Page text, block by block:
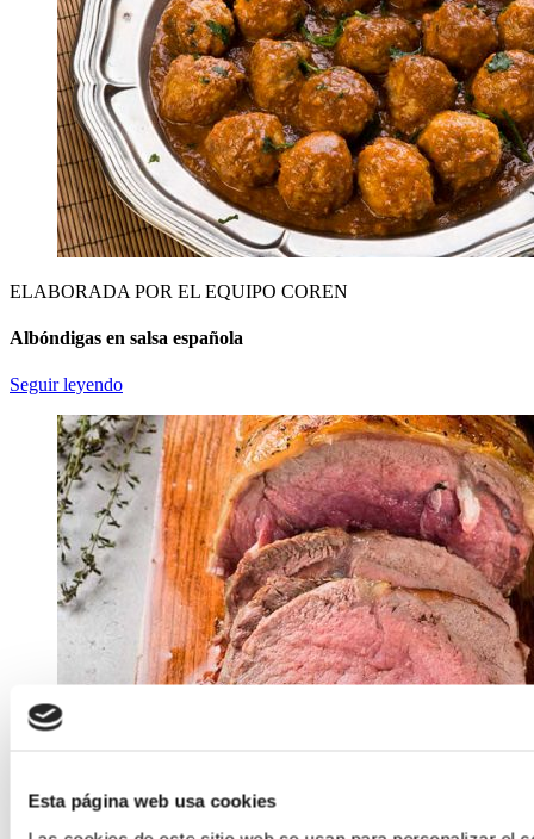
Esta página web usa cookies
ELABORADA POR EL EQUIPO COREN
Albóndigas en salsa española
Seguir leyendo